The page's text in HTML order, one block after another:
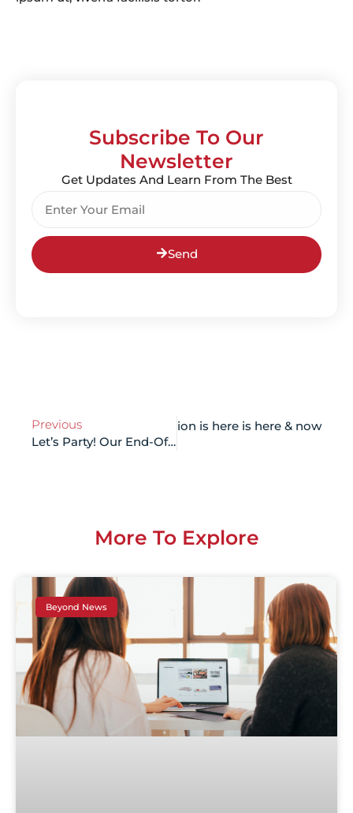
Subscribe To Our
Newsletter
Get Updates And Learn From The Best
Send
Previous
Let’s Party! Our End-Of-The-Year Celebration
the digital marketing revolution is here is here & now
More To Explore
Beyond News